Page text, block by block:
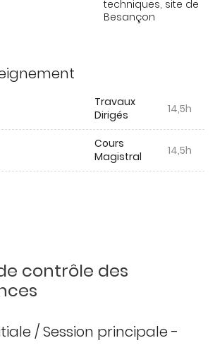
techniques, site de
Besançon
Travaux
Dirigés
14,5h
Cours
Magistral
14,5h
contrôle des
/ Session principale -